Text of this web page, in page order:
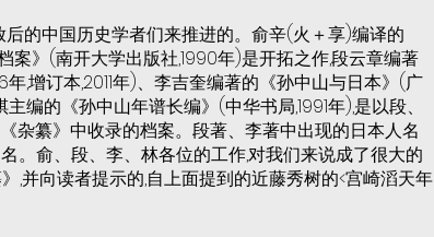
的中国历史学者们来推进的。俞辛(火＋享)编译的
案》(南开大学出版社,1990年)是开拓之作,段云章编著
,增订本,2011年)、李吉奎编著的《孙中山与日本》(广
编的《孙中山年谱长编》(中华书局,1991年),是以段、
杂纂》中收录的档案。段著、李著中出现的日本人名
。俞、段、李、林各位的工作,对我们来说成了很大的
,并向读者提示的,自上面提到的近藤秀树的<宫崎滔天年